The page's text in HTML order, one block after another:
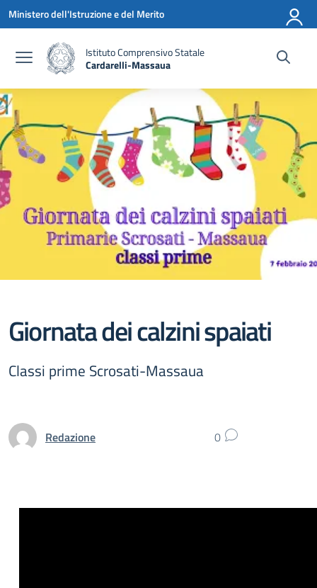
Vai ai contenuti
Vai al menu di navigazione
Vai al footer
Ministero dell'Istruzione e del Merito
Istituto Comprensivo Statale
Cardarelli-Massaua
Giornata dei calzini spaiati
Classi prime Scrosati-Massaua
Redazione 0